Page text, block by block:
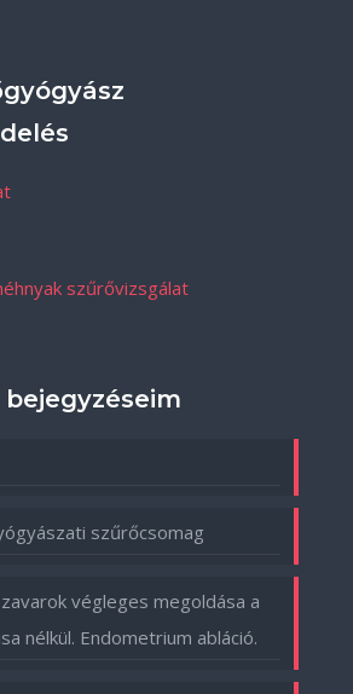
szűrővizsgálat
szűrőcsomag
végleges megoldása a
nélkül. Endometrium abláció.